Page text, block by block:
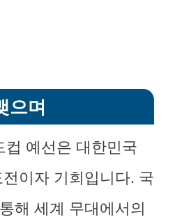
으며
예선은 대한민국
이자 기회입니다. 국
해 세계 무대에서의